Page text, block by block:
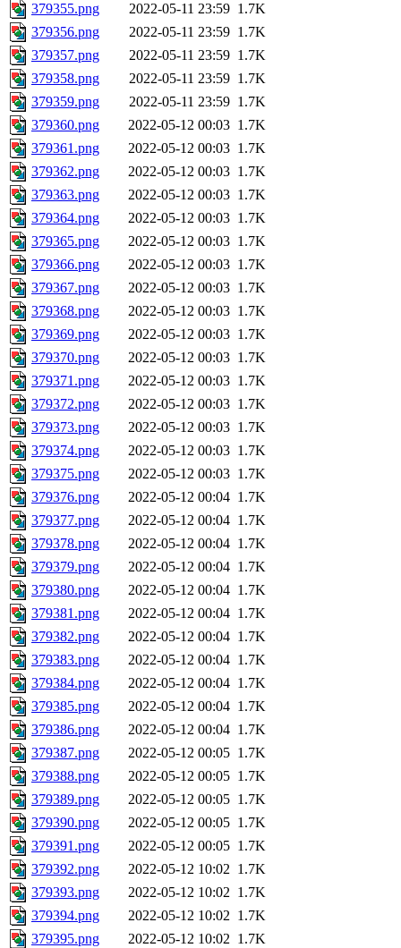
379355.png 2022-05-11 23:59 1.7K
379356.png
2022-05-11 23:59 1.7K
379357.png
2022-05-11 23:59 1.7K
379358.png
2022-05-11 23:59 1.7K
379359.png
2022-05-11 23:59 1.7K
379360.png
2022-05-12 00:03 1.7K
379361.png
2022-05-12 00:03 1.7K
379362.png
2022-05-12 00:03 1.7K
379363.png
2022-05-12 00:03 1.7K
379364.png
2022-05-12 00:03 1.7K
379365.png
2022-05-12 00:03 1.7K
379366.png
2022-05-12 00:03 1.7K
379367.png
2022-05-12 00:03 1.7K
379368.png
2022-05-12 00:03 1.7K
379369.png
2022-05-12 00:03 1.7K
379370.png
2022-05-12 00:03 1.7K
379371.png
2022-05-12 00:03 1.7K
379372.png
2022-05-12 00:03 1.7K
379373.png
2022-05-12 00:03 1.7K
379374.png
2022-05-12 00:03 1.7K
379375.png
2022-05-12 00:03 1.7K
379376.png
2022-05-12 00:04 1.7K
379377.png
2022-05-12 00:04 1.7K
379378.png
2022-05-12 00:04 1.7K
379379.png
2022-05-12 00:04 1.7K
379380.png
2022-05-12 00:04 1.7K
379381.png
2022-05-12 00:04 1.7K
379382.png
2022-05-12 00:04 1.7K
379383.png
2022-05-12 00:04 1.7K
379384.png
2022-05-12 00:04 1.7K
379385.png
2022-05-12 00:04 1.7K
379386.png
2022-05-12 00:04 1.7K
379387.png
2022-05-12 00:05 1.7K
379388.png
2022-05-12 00:05 1.7K
379389.png
2022-05-12 00:05 1.7K
379390.png
2022-05-12 00:05 1.7K
379391.png
2022-05-12 00:05 1.7K
379392.png
2022-05-12 10:02 1.7K
379393.png
2022-05-12 10:02 1.7K
379394.png
2022-05-12 10:02 1.7K
379395.png
2022-05-12 10:02 1.7K